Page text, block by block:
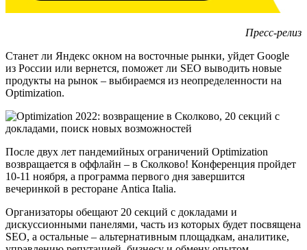
Пресс-релиз
Станет ли Яндекс окном на восточные рынки, уйдет Google
из России или вернется, поможет ли SEO выводить новые
продукты на рынок – выбираемся из неопределенности на
Optimization.
После двух лет пандемийных ограничений Optimization
возвращается в оффлайн – в Сколково! Конференция пройдет
10-11 ноября, а программа первого дня завершится
вечеринкой в ресторане Antica Italia.
Организаторы обещают 20 секций с докладами и
дискуссионными панелями, часть из которых будет посвящена
SEO, а остальные – альтернативным площадкам, аналитике,